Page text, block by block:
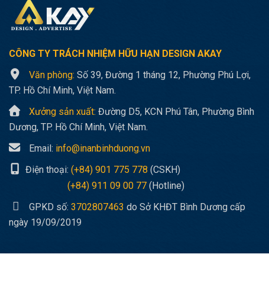
CÔNG TY TRÁCH NHIỆM HỮU HẠN DESIGN AKAY
Văn phòng: Số 39, Đường 1 tháng 12, Phường Phú Lợi,
TP. Hồ Chí Minh, Việt Nam.
Xưởng sản xuất: Đường D5, KCN Phú Tân, Phường Bình
Dương, TP. Hồ Chí Minh, Việt Nam.
Email: info@inanbinhduong.vn
Điện thoại: (+84) 901 775 778 (CSKH)
(+84) 911 09 00 77 (Hotline)
GPKD số: 3702807463 do Sở KHĐT Bình Dương cấp
ngày 19/09/2019